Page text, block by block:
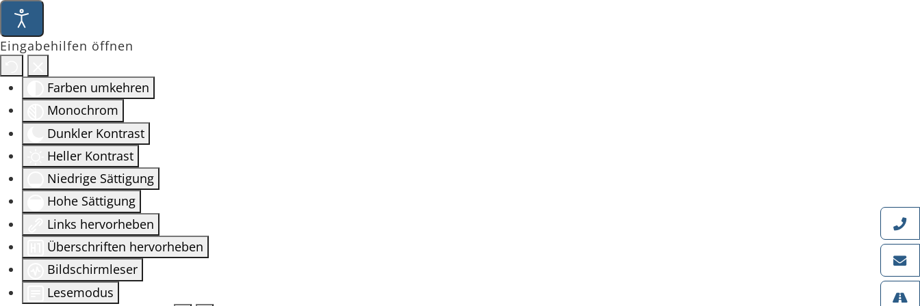
Eingabehilfen öffnen
Farben umkehren
Monochrom
Dunkler Kontrast
Heller Kontrast
Niedrige Sättigung
Hohe Sättigung
Links hervorheben
Überschriften hervorheben
Bildschirmleser
Lesemodus